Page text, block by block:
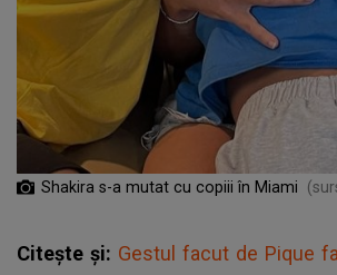
Shakira s-a mutat cu copiii în Miami
Citește și: Gestul facut de Pique